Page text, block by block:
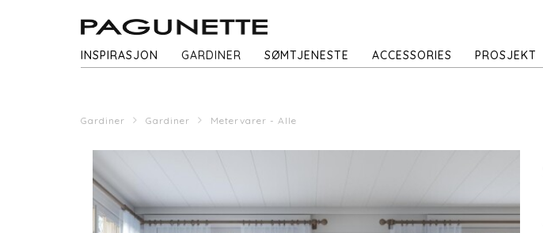
INSPIRASJON GARDINER SØMTJENESTE ACCESSORIES PROSJEKT
Gardiner Gardiner Metervarer - Alle